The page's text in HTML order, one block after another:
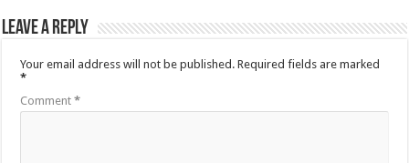
Leave a Reply
Your email address will not be published. Required fields are marked
*
Comment*